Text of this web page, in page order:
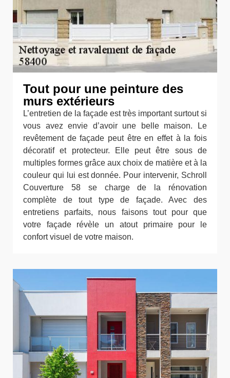
Tout pour une peinture des
murs extérieurs
L’entretien de la façade est très important surtout si
vous avez envie d’avoir une belle maison. Le
revêtement de façade peut être en effet à la fois
décoratif et protecteur. Elle peut être sous de
multiples formes grâce aux choix de matière et à la
couleur qui lui est donnée. Pour intervenir, Schroll
Couverture 58 se charge de la rénovation
complète de tout type de façade. Avec des
entretiens parfaits, nous faisons tout pour que
votre façade révèle un atout primaire pour le
confort visuel de votre maison.